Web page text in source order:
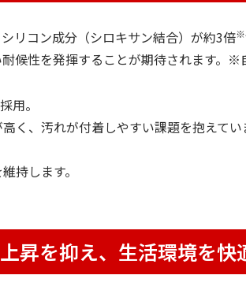
リコン成分（シロキサン結合）が約3倍※
候性を発揮することが期待されます。※
用。
く、汚れが付着しやすい課題を抱えてい
持します。
昇を抑え、生活環境を快